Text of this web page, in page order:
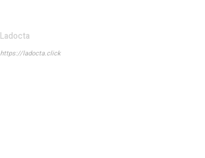
Ladocta
https://ladocta.click